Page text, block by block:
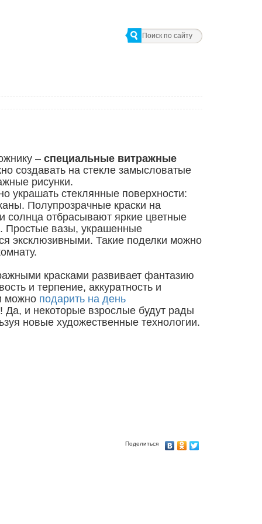
– специальные витражные
создавать на стекле замысловатые
рисунки.
украшать стеклянные поверхности:
Полупрозрачные краски на
солнца отбрасывают яркие цветные
Простые вазы, украшенные
эксклюзивными. Такие поделки можно
красками развивает фантазию
и терпение, аккуратность и
можно подарить на день
Да, и некоторые взрослые будут рады
новые художественные технологии.
Поделиться